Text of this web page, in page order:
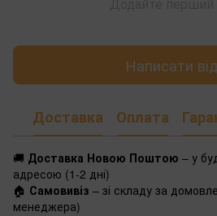
Написати
Доставка Оплата
🚚 Доставка Новою Поштою – у
адресою (1-2 дні)
🏠 Самовивіз – зі складу за
менеджера)